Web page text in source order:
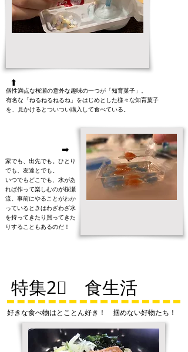
➡
個性満点な桜瀬の意外な趣味の一つが「知育菓子」。
有名な「ねるねるねるね」をはじめとした様々な知育菓子
を、見かけるとついつい購入して食べている。
➡
家でも、出先でも。ひとり
でも、友達とでも。
​いつでもどこでも、水があ
れば作って楽しむのが桜瀬
流。事前にやることがわか
っているときはわざわざ水
を持ってきたり買ってきた
りすることもあるのだ！
特集2⃣ 食生活
好きな食べ物はとことん好き！ 掴めない好物たち！